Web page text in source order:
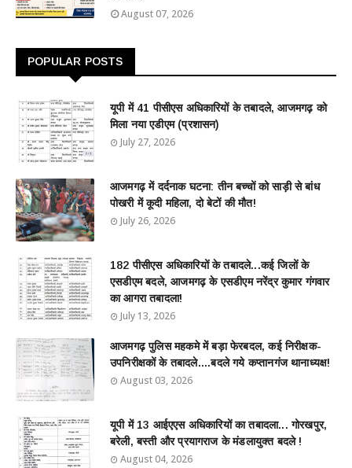
August 07, 2026
POPULAR POSTS
यूपी में 41 पीसीएस अधिकारियों के तबादले, आजमगढ़ को
मिला नया एडीएम (प्रशासन)
July 27, 2026
आजमगढ़ में दर्दनाक घटना: तीन बच्चों को साड़ी से बांध
पोखरी में कूदी महिला, दो बेटों की मौत!
July 26, 2026
182 पीसीएस अधिकारियों के तबादले...कई जिलों के
एसडीएम बदले, आजमगढ़ के एसडीएम नरेंद्र कुमार गंगवार
का आगरा तबादला!
July 13, 2026
आजमगढ़ पुलिस महकमे में बड़ा फेरबदल, कई निरीक्षक-
उपनिरीक्षकों के तबादले....बदले गये कप्तानगंज थानाध्यक्ष!
August 03, 2026
यूपी में 13 आईएएस अधिकारियों का तबादला... गोरखपुर,
बरेली, बस्ती और प्रयागराज के मंडलायुक्त बदले !
August 04, 2026